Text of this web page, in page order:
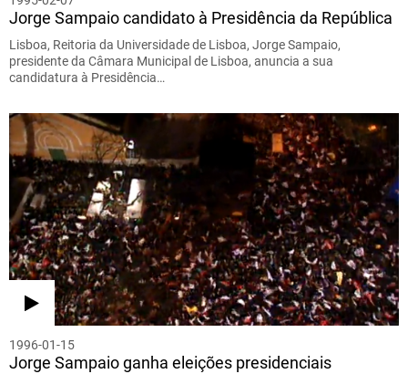
Jorge Sampaio candidato à Presidência da República
Lisboa, Reitoria da Universidade de Lisboa, Jorge Sampaio,
presidente da Câmara Municipal de Lisboa, anuncia a sua
candidatura à Presidência…
1996-01-15
Jorge Sampaio ganha eleições presidenciais